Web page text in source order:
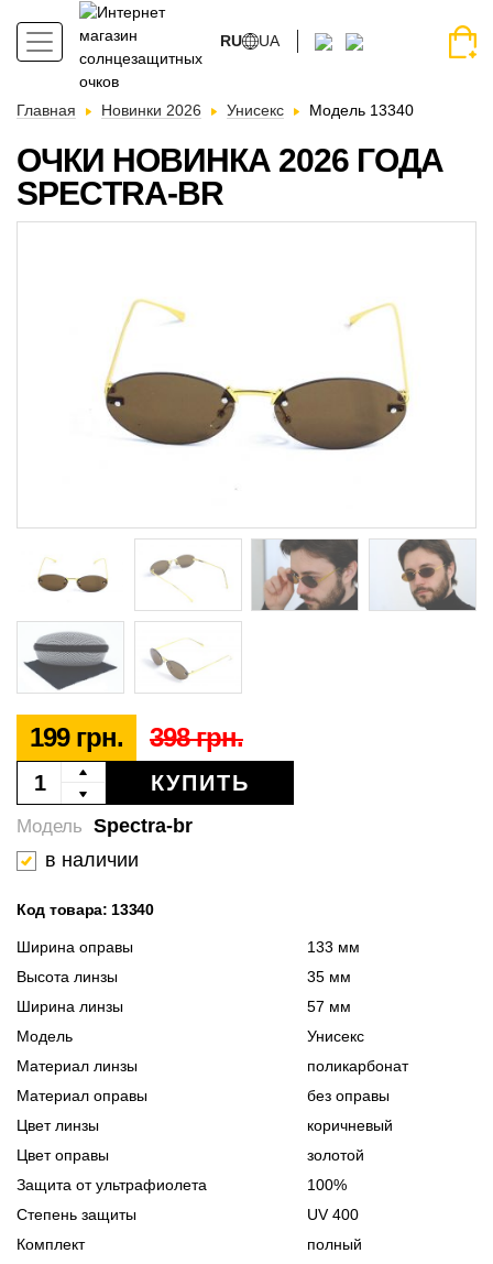
RU UA
Главная Новинки 2026 Унисекс Модель 13340
ОЧКИ НОВИНКА 2026 ГОДА
SPECTRA-BR
199 грн. 398 грн.
КУПИТЬ
Spectra-br
Модель
в наличии
Код товара: 13340
Ширина оправы
133 мм
Высота линзы
35 мм
Ширина линзы
57 мм
Модель
Унисекс
Материал линзы
поликарбонат
Материал оправы
без оправы
Цвет линзы
коричневый
Цвет оправы
золотой
Защита от ультрафиолета
100%
Степень защиты
UV 400
Комплект
полный